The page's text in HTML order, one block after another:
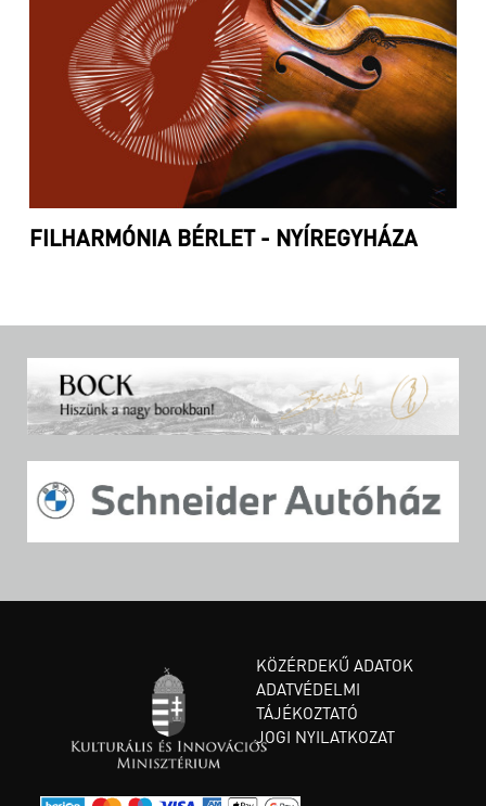
FILHARMÓNIA BÉRLET - NYÍREGYHÁZA
KÖZÉRDEKŰ ADATOK
ADATVÉDELMI
TÁJÉKOZTATÓ
JOGI NYILATKOZAT